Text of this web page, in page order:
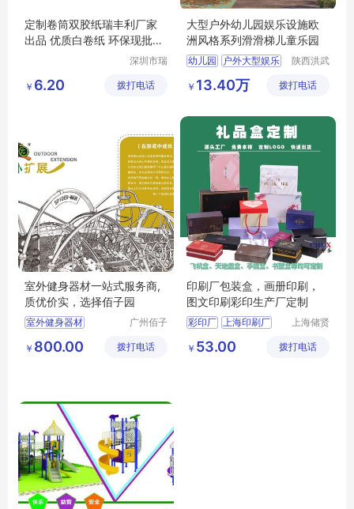
定制卷筒双胶纸瑞丰利厂家
出品 优质白卷纸 环保现批物
深圳市瑞
有限公司
￥ 6.20 拨打电话
大型户外幼儿园娱乐设施欧
洲风格系列滑滑梯儿童乐园
幼儿园
户外大型娱乐
乐园
陕西洪武
有限公司
￥ 13.40万 拨打电话
室外健身器材一站式服务商,
质优价实，选择佰子园
室外健身器材
户外健身器材厂家
广州佰子
备有限公
￥ 800.00 拨打电话
印刷厂包装盒，画册印刷，
图文印刷彩印生产厂定制
彩印厂 上海印刷厂
包装印刷
上海储贤
有限公司
￥ 53.00 拨打电话